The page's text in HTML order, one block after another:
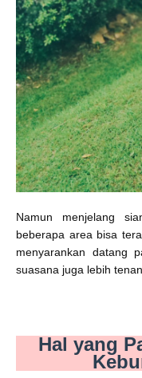
Namun menjelang
beberapa area bisa
menyarankan datang
suasana juga lebih
Hal yang